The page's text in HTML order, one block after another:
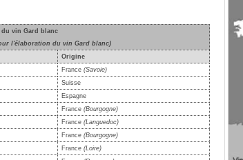
du vin Gard blanc
l'élaboration du vin Gard blanc)
Origine
France (Savoie)
Suisse
Espagne
France (Bourgogne)
France (Languedoc)
France (Bourgogne)
France (Loire)